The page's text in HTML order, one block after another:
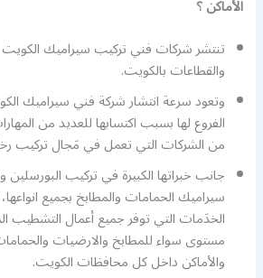
الأماكن ؟
تنتشر شركات فني تركيب سيراميك
والقطاعات بالكويت.
وتعود سرعة انتشار شركة فني سيراميك
الفروع لها بسبب اكتسابها للعديد من
من الشركات التي تعمل في مَجال تركيب
جانب خبراتها الكبيرة في تركيب البورسلين
سيراميك الحمامات والمطابخ بجميع
الخدَمات التي توفر جميع أعمال التشطيب
مستوى سواء للمطابخ والارضيات
والأماكن داخل كل محافظات الكويت.